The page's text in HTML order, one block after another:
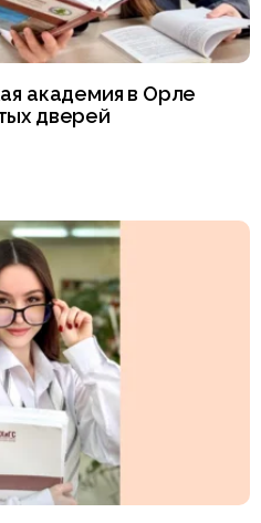
академия в Орле
дверей